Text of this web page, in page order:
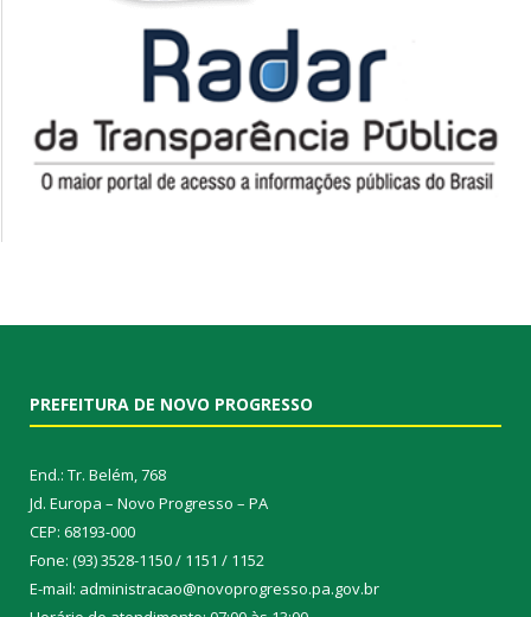
PREFEITURA DE NOVO PROGRESSO
End.: Tr. Belém, 768
Jd. Europa – Novo Progresso – PA
CEP: 68193-000
Fone: (93) 3528-1150 / 1151 / 1152
E-mail: administracao@novoprogresso.pa.gov.br